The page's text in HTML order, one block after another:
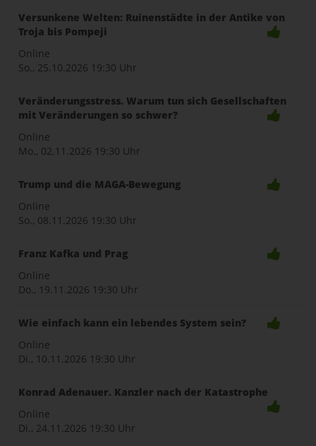
Versunkene Welten: Ruinenstädte in der Antike von
Troja bis Pompeji
Online
So., 25.10.2026 19:30 Uhr
Veränderungsstress. Warum tun sich Gesellschaften
mit Veränderungen so schwer?
Online
Mo., 02.11.2026 19:30 Uhr
Trump und die MAGA-Bewegung
Online
So., 08.11.2026 19:30 Uhr
Franz Kafka und Prag
Online
Do., 19.11.2026 19:30 Uhr
Wie einfach kann ein lebendes System sein?
Online
Di., 10.11.2026 19:30 Uhr
Konrad Adenauer. Kanzler nach der Katastrophe
Online
Di., 24.11.2026 19:30 Uhr